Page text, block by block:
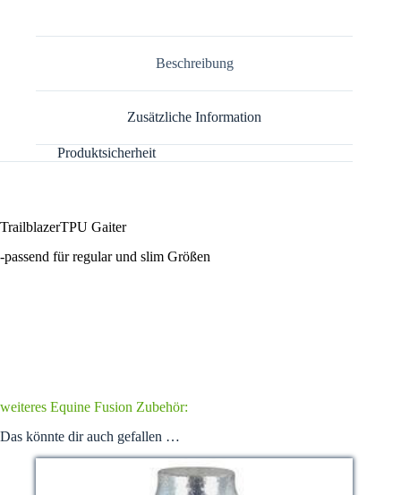
Beschreibung
Zusätzliche Information
Produktsicherheit
TrailblazerTPU Gaiter
-passend für regular und slim Größen
weiteres Equine Fusion Zubehör:
Das könnte dir auch gefallen …